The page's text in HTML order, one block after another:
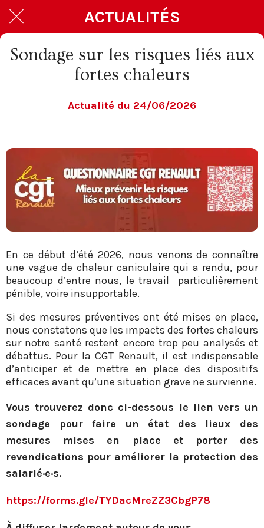
ACTUALITÉS
Sondage sur les risques liés aux
fortes chaleurs
Actualité du 24/06/2026
En ce début d’été 2026, nous venons de connaître
une vague de chaleur caniculaire qui a rendu, pour
beaucoup d’entre nous, le travail particulièrement
pénible, voire insupportable.
Si des mesures préventives ont été mises en place,
nous constatons que les impacts des fortes chaleurs
sur notre santé restent encore trop peu analysés et
débattus. Pour la CGT Renault, il est indispensable
d’anticiper et de mettre en place des dispositifs
efficaces avant qu’une situation grave ne survienne.
Vous trouverez donc ci-dessous le lien vers un
sondage pour faire un état des lieux des
mesures mises en place et porter des
revendications pour améliorer la protection des
salarié·e·s.
https://forms.gle/TYDacMreZZ3CbgP78